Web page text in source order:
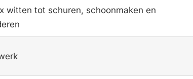
witten tot schuren, schoonmaken en